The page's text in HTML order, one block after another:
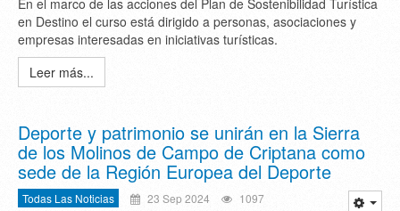
en Destino el curso está dirigido a personas, asociaciones y
empresas interesadas en iniciativas turísticas.
Leer más...
Deporte y patrimonio se unirán en la Sierra
de los Molinos de Campo de Criptana como
sede de la Región Europea del Deporte
Todas Las Noticias 23 Sep 2024 1097